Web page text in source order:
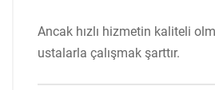
Ancak hızlı hizmetin kaliteli
ustalarla çalışmak şarttır.